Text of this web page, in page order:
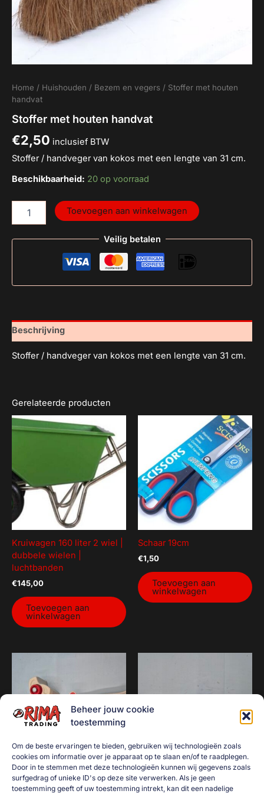
Beheer jouw cookie
toestemming
Om de beste ervaringen te bieden, gebruiken wij technologieën zoals
cookies om informatie over je apparaat op te slaan en/of te raadplegen.
Door in te stemmen met deze technologieën kunnen wij gegevens zoals
surfgedrag of unieke ID's op deze site verwerken. Als je geen
toestemming geeft of uw toestemming intrekt, kan dit een nadelige
Home / Huishouden / Bezem en vegers / Stoffer met houten
handvat
Stoffer met houten handvat
€2,50 inclusief BTW
Stoffer / handveger van kokos met een lengte van 31 cm.
Beschikbaarheid: 20 op voorraad
Toevoegen aan winkelwagen
Veilig betalen
Beschrijving
Stoffer / handveger van kokos met een lengte van 31 cm.
Gerelateerde producten
Kruiwagen 160 liter 2 wiel |
dubbele wielen |
luchtbanden
€145,00
Toevoegen aan
winkelwagen
Schaar 19cm
€1,50
Toevoegen aan
winkelwagen
Tape dispenser /
Deurvastzetter T-stuk +